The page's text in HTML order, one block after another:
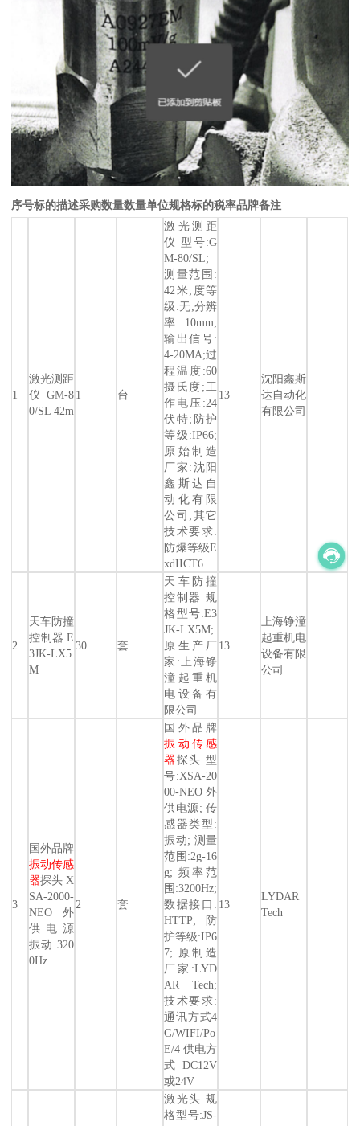
序号标的描述采购数量数量单位规格标的税率品牌备注
1
激光测距
仪 GM-8
0/SL 42m
1 台
激光测距
仪 型号:G
M-80/SL;
测量范围:
42米;度等
级:无;分辨
率:10mm;
输出信号:
4-20MA;过
程温度:60
摄氏度;工
作电压:24
伏特;防护
等级:IP66;
原始制造
厂家:沈阳
鑫斯达自
动化有限
公司;其它
技术要求:
防爆等级E
xdIICT6
13
沈阳鑫斯
达自动化
有限公司
2
天车防撞
控制器 E
3JK-LX5
M
30 套
天车防撞
控制器 规
格型号:E3
JK-LX5M;
原生产厂
家:上海铮
潼起重机
电设备有
限公司
13
上海铮潼
起重机电
设备有限
公司
3
国外品牌
振动传感
器探头 X
SA-2000-
NEO 外
供电源
振动 320
0Hz
2 套
国外品牌
振动传感
器探头 型
号:XSA-20
00-NEO 外
供电源; 传
感器类型:
振动; 测量
范围:2g-16
g; 频率范
围:3200Hz;
数据接口:
HTTP; 防
护等级:IP6
7; 原制造
厂家:LYD
AR Tech;
技术要求:
通讯方式4
G/WIFI/Po
E/4 供电方
式DC12V
或24V
13
LYDAR
Tech
激光头 规
格型号:JS-